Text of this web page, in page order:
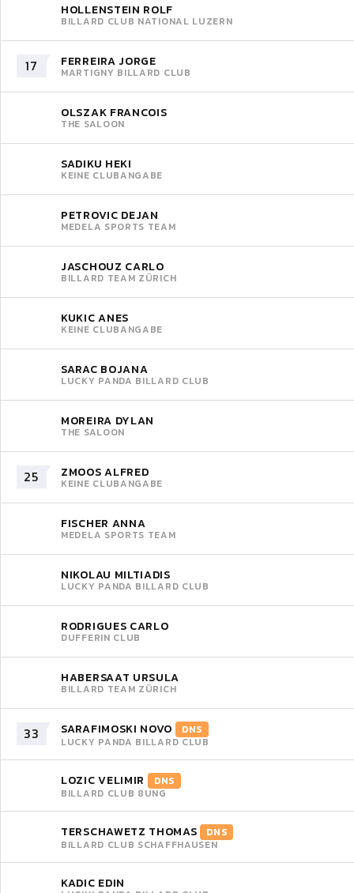
HOLLENSTEIN ROLF
BILLARD CLUB NATIONAL LUZERN
17 FERREIRA JORGE
MARTIGNY BILLARD CLUB
OLSZAK FRANCOIS
THE SALOON
SADIKU HEKI
KEINE CLUBANGABE
PETROVIC DEJAN
MEDELA SPORTS TEAM
JASCHOUZ CARLO
BILLARD TEAM ZÜRICH
KUKIC ANES
KEINE CLUBANGABE
SARAC BOJANA
LUCKY PANDA BILLARD CLUB
MOREIRA DYLAN
THE SALOON
25 ZMOOS ALFRED
KEINE CLUBANGABE
FISCHER ANNA
MEDELA SPORTS TEAM
NIKOLAU MILTIADIS
LUCKY PANDA BILLARD CLUB
RODRIGUES CARLO
DUFFERIN CLUB
HABERSAAT URSULA
BILLARD TEAM ZÜRICH
33 SARAFIMOSKI NOVO
DNS
LUCKY PANDA BILLARD CLUB
LOZIC VELIMIR
DNS
BILLARD CLUB 8UNG
TERSCHAWETZ THOMAS DNS
BILLARD CLUB SCHAFFHAUSEN
KADIC EDIN